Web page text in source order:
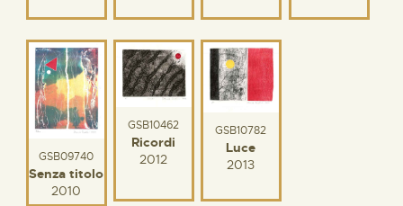
GSB09740
Senza titolo
2010
GSB10462
Ricordi
2012
GSB10782
Luce
2013